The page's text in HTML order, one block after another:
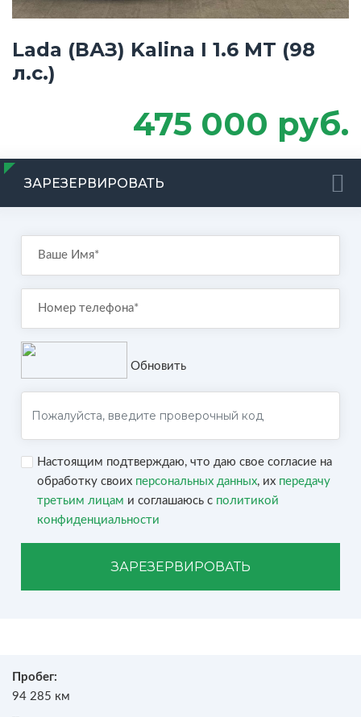
Lada (ВАЗ) Kalina I 1.6 MT (98
л.с.)
475 000 руб.
ЗАРЕЗЕРВИРОВАТЬ
Обновить
Настоящим подтверждаю, что даю свое согласие на
обработку своих персональных данных, их передачу
третьим лицам и соглашаюсь с политикой
конфиденциальности
ЗАРЕЗЕРВИРОВАТЬ
Пробег:
94 285 км